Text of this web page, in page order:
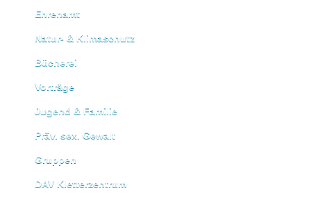
Ehrenamt
Natur- & Klimaschutz
Bücherei
Vorträge
Jugend & Familie
Präv. sex. Gewalt
Gruppen
DAV Kletterzentrum